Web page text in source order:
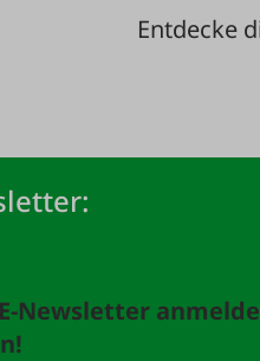
Entdecke
Newsletter